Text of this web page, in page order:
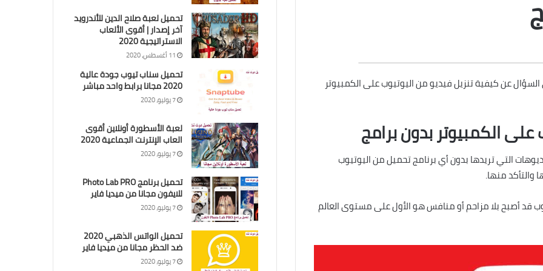
عن كيفية تنزيل فيديو من اليوتيوب على الكمبيوتر
الكمبيوتر بدون برامج
التي تريدها بدون أي برنامج تحميل من اليوتيوب
والتأكد منها.
قد أصبح بلا مزاحم أو منافس هو الأول على مستوى العالم
تحميل لعبة صلاح الدين للأندرويد
آخر إصدار | أقوى الألعاب
الاستراتيجية 2020
11 أغسطس، 2020
تحميل سناب تيوب جودة عالية
2020 مجانا برابط واحد مباشر
7 يوليو، 2020
لعبة الأسطورة أونلاين أقوى
العاب الإنترنت الجماعية 2020
7 يوليو، 2020
تحميل برنامج Photo Lab PRO
للايفون مجانا من ميديا فاير
7 يوليو، 2020
تحميل الواتس الذهبي 2020
ضد الحظر مجانا من ميديا فاير
7 يوليو، 2020